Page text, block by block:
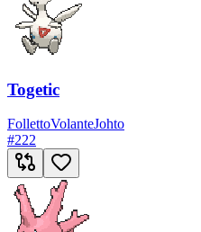
Togetic
FollettoVolanteJohto
#222